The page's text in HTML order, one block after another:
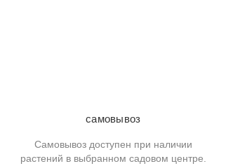
самовывоз
Самовывоз доступен при наличии
растений в выбранном садовом центре.